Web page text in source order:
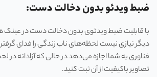
ضبط ویدئو بدون دخالت دست:
با قابلیت ضبط ویدئوی بدون دخالت دست در
دیگر نیازی نیست لحظه‌های ناب زندگی را فدای
فناوری به شما اجازه می‌دهد در حالی که آزادانه در
تصاویر باکیفیت از آن ثبت کنید.